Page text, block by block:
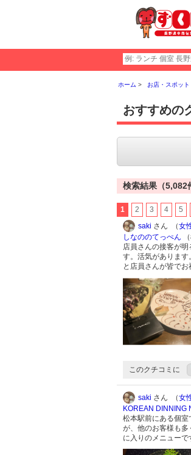
ホーム お店・スポット
おすすめの
検索結果（5,082
1 2 3 4 5
saki さん （女
しなののてっぺん
店員さんの接客が
す。活気がありま
と店員さんが皆で
このクチコミに
saki さん （女
KOREAN DINNING
松本駅前にある個
が、他のお客様も
に入りのメニューで